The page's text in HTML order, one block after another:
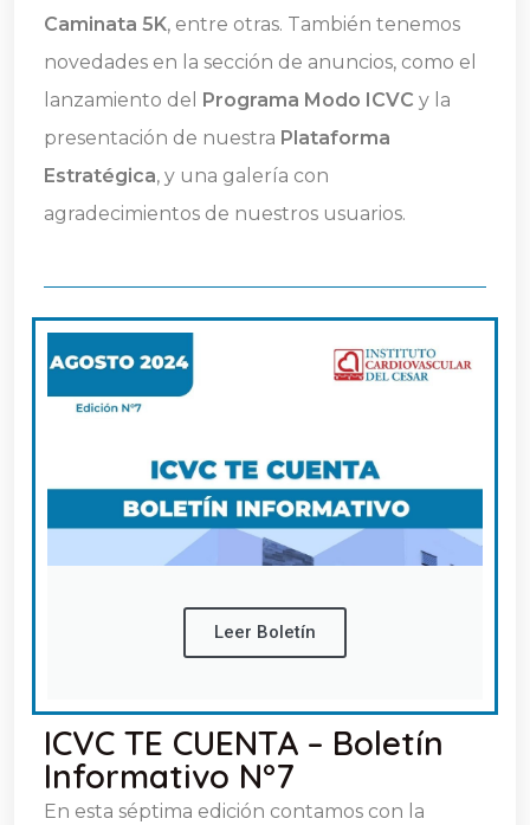
Caminata 5K, entre otras. También tenemos
novedades en la sección de anuncios, como el
lanzamiento del
Programa Modo ICVC y la
presentación de nuestra Plataforma
Estratégica, y una galería con
agradecimientos de nuestros usuarios.
Leer Boletín
ICVC TE CUENTA – Boletín
Informativo N°7
En esta séptima edición contamos con la